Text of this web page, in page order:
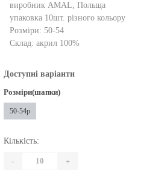
виробник AMAL, Польща
упаковка 10шт. різного кольору
Розміри: 50-54
Склад: акрил 100%
Доступні варіанти
Розміри(шапки)
50-54р
Кількість:
- +